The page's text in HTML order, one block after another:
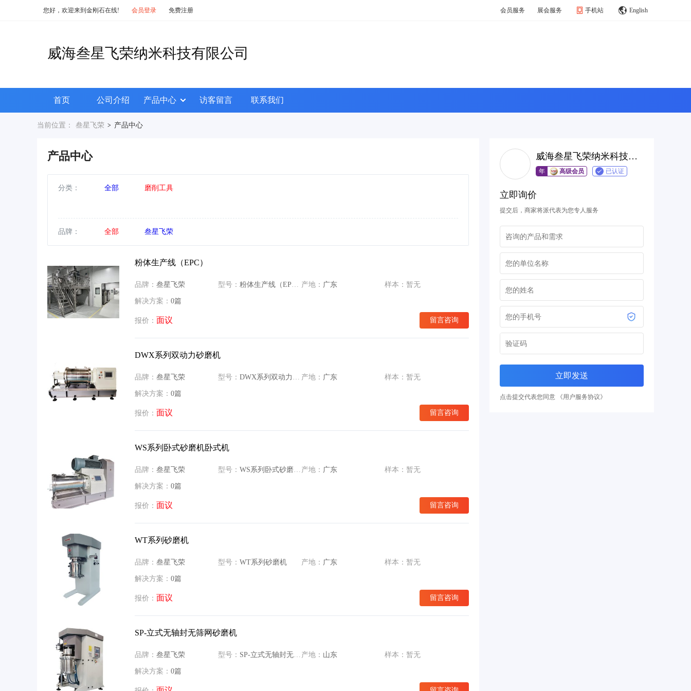
您好，欢迎来到金刚石在线! 会员登录 免费注册 会员服务 展会服务 手机站 English
威海叁星飞荣纳米科技有限公司
首页 公司介绍 产品中心 访客留言 联系我们
当前位置： 叁星飞荣 > 产品中心
产品中心
分类： 全部 磨削工具
品牌： 全部 叁星飞荣
粉体生产线（EPC）
品牌： 叁星飞荣 型号： 粉体生产线（EPC） 产地： 广东 样本：暂无
解决方案： 0篇
报价： 面议 留言咨询
DWX系列双动力砂磨机
品牌： 叁星飞荣 型号： DWX系列双动力砂磨机 产地： 广东 样本：暂无
解决方案： 0篇
报价： 面议 留言咨询
WS系列卧式砂磨机卧式机
品牌： 叁星飞荣 型号： WS系列卧式砂磨机卧式机 产地： 广东 样本：暂无
解决方案： 0篇
报价： 面议 留言咨询
WT系列砂磨机
品牌： 叁星飞荣 型号： WT系列砂磨机 产地： 广东 样本：暂无
解决方案： 0篇
报价： 面议 留言咨询
SP-立式无轴封无筛网砂磨机
品牌： 叁星飞荣 型号： SP-立式无轴封无筛网砂磨机 产地： 山东 样本：暂无
解决方案： 0篇
威海叁星飞荣纳米科技有限公司
年 高级会员 已认证
立即询价
提交后，商家将派代表为您专人服务
立即发送
点击提交代表您同意 《用户服务协议》